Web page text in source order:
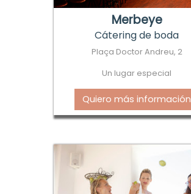
Merbeye
Cátering de boda
Plaça Doctor Andreu, 2
Un lugar especial
Quiero más información